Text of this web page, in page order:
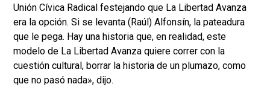
Unión Cívica Radical festejando que La Libertad Avanza
era la opción. Si se levanta (Raúl) Alfonsín, la pateadura
que le pega. Hay una historia que, en realidad, este
modelo de La Libertad Avanza quiere correr con la
cuestión cultural, borrar la historia de un plumazo, como
que no pasó nada», dijo.